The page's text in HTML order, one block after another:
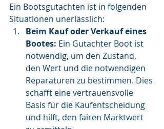
Ein Bootsgutachten ist in folgenden
Situationen unerlässlich:
Beim Kauf oder Verkauf eines
Bootes: Ein Gutachter Boot ist
notwendig, um den Zustand,
den Wert und die notwendigen
Reparaturen zu bestimmen. Dies
schafft eine vertrauensvolle
Basis für die Kaufentscheidung
und hilft, den fairen Marktwert